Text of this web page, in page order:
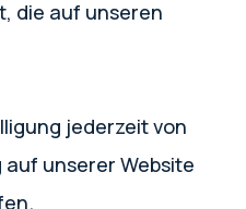
die auf unseren
jederzeit von
unserer Website